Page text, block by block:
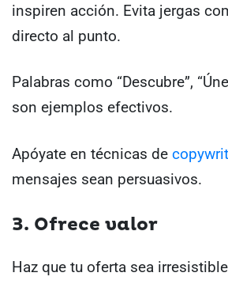
inspiren acción. Evita jergas
directo al punto.
Palabras como “Descubre”,
son ejemplos efectivos.
Apóyate en técnicas de
mensajes sean persuasivos.
3. Ofrece valor
Haz que tu oferta sea